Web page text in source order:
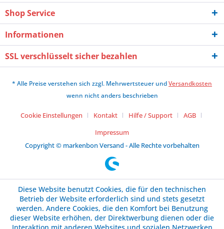
Shop Service
Informationen
SSL verschlüsselt sicher bezahlen
* Alle Preise verstehen sich zzgl. Mehrwertsteuer undVersandkosten
wenn nicht anders beschrieben
Cookie Einstellungen Kontakt Hilfe / Support
AGB
Impressum
Copyright © markenbon Versand - Alle Rechte vorbehalten
Diese Website benutzt Cookies, die für den technischen
Betrieb der Website erforderlich sind und stets gesetzt
werden. Andere Cookies, die den Komfort bei Benutzung
dieser Website erhöhen, der Direktwerbung dienen oder die